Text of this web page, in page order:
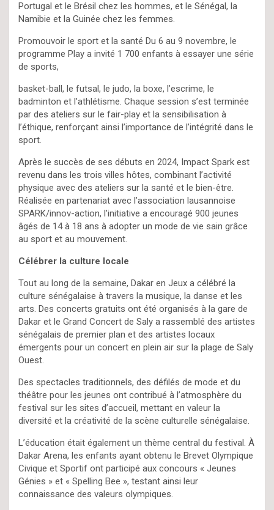
Portugal et le Brésil chez les hommes, et le Sénégal, la
Namibie et la Guinée chez les femmes.
Promouvoir le sport et la santé Du 6 au 9 novembre, le
programme Play a invité 1 700 enfants à essayer une série
de sports,
basket-ball, le futsal, le judo, la boxe, l’escrime, le
badminton et l’athlétisme. Chaque session s’est terminée
par des ateliers sur le fair-play et la sensibilisation à
l’éthique, renforçant ainsi l’importance de l’intégrité dans le
sport.
Après le succès de ses débuts en 2024, Impact Spark est
revenu dans les trois villes hôtes, combinant l’activité
physique avec des ateliers sur la santé et le bien-être.
Réalisée en partenariat avec l’association lausannoise
SPARK/innov-action, l’initiative a encouragé 900 jeunes
âgés de 14 à 18 ans à adopter un mode de vie sain grâce
au sport et au mouvement.
Célébrer la culture locale
Tout au long de la semaine, Dakar en Jeux a célébré la
culture sénégalaise à travers la musique, la danse et les
arts. Des concerts gratuits ont été organisés à la gare de
Dakar et le Grand Concert de Saly a rassemblé des artistes
sénégalais de premier plan et des artistes locaux
émergents pour un concert en plein air sur la plage de Saly
Ouest.
Des spectacles traditionnels, des défilés de mode et du
théâtre pour les jeunes ont contribué à l’atmosphère du
festival sur les sites d’accueil, mettant en valeur la
diversité et la créativité de la scène culturelle sénégalaise.
L’éducation était également un thème central du festival. À
Dakar Arena, les enfants ayant obtenu le Brevet Olympique
Civique et Sportif ont participé aux concours « Jeunes
Génies » et « Spelling Bee », testant ainsi leur
connaissance des valeurs olympiques.